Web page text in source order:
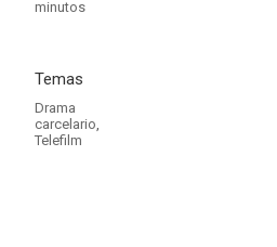
minutos
Temas
Drama
carcelario,
Telefilm